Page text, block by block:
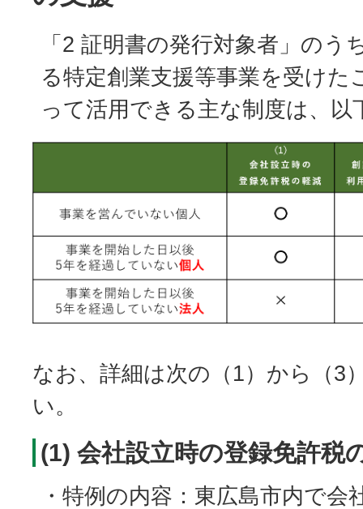
「2 証明書の発行対象者」のう
る特定創業支援等事業を受けた
って活用できる主な制度は、
なお、詳細は次の（1）から（3
い。
(1) 会社設立時の登録免許税
・特例の内容：東広島市内で会